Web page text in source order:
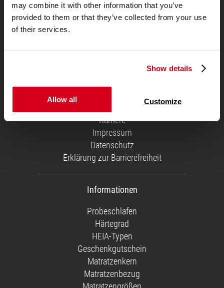
may combine it with other information that you’ve
provided to them or that they’ve collected from your use
of their services.
Show details
Allow all Customize
Allgemeines
Karriere
Impressum
Datenschutz
Erklärung zur Barrierefreiheit
Informationen
Probeschlafen
Härtegrad
HEIA-Typen
Geschenkgutschein
Matratzenkern
Matratzenbezug